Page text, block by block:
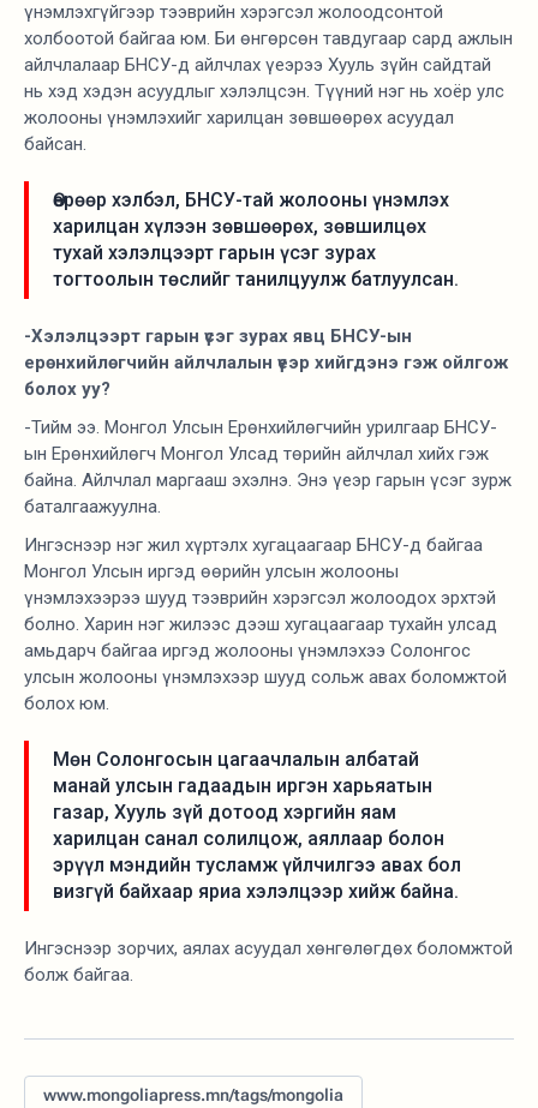
үнэмлэхгүйгээр тээврийн хэрэгсэл жолоодсонтой
холбоотой байгаа юм. Би өнгөрсөн тавдугаар сард ажлын
айлчлалаар БНСУ-д айлчлах үеэрээ Хууль зүйн сайдтай
нь хэд хэдэн асуудлыг хэлэлцсэн. Түүний нэг нь хоёр улс
жолооны үнэмлэхийг харилцан зөвшөөрөх асуудал
байсан.
Өөрөөр хэлбэл, БНСУ-тай жолооны үнэмлэх
харилцан хүлээн зөвшөөрөх, зөвшилцөх
тухай хэлэлцээрт гарын үсэг зурах
тогтоолын төслийг танилцуулж батлуулсан.
-Хэлэлцээрт гарын үсэг зурах явц БНСУ-ын
ерөнхийлөгчийн айлчлалын үеэр хийгдэнэ гэж ойлгож
болох уу?
-Тийм ээ. Монгол Улсын Ерөнхийлөгчийн урилгаар БНСУ-
ын Ерөнхийлөгч Монгол Улсад төрийн айлчлал хийх гэж
байна. Айлчлал маргааш эхэлнэ. Энэ үеэр гарын үсэг зурж
баталгаажуулна.
Ингэснээр нэг жил хүртэлх хугацаагаар БНСУ-д байгаа
Монгол Улсын иргэд өөрийн улсын жолооны
үнэмлэхээрээ шууд тээврийн хэрэгсэл жолоодох эрхтэй
болно. Харин нэг жилээс дээш хугацаагаар тухайн улсад
амьдарч байгаа иргэд жолооны үнэмлэхээ Солонгос
улсын жолооны үнэмлэхээр шууд сольж авах боломжтой
болох юм.
Мөн Солонгосын цагаачлалын албатай
манай улсын гадаадын иргэн харьяатын
газар, Хууль зүй дотоод хэргийн яам
харилцан санал солилцож, аяллаар болон
эрүүл мэндийн тусламж үйлчилгээ авах бол
визгүй байхаар яриа хэлэлцээр хийж байна.
Ингэснээр зорчих, аялах асуудал хөнгөлөгдөх боломжтой
болж байгаа.
www.mongoliapress.mn/tags/mongolia